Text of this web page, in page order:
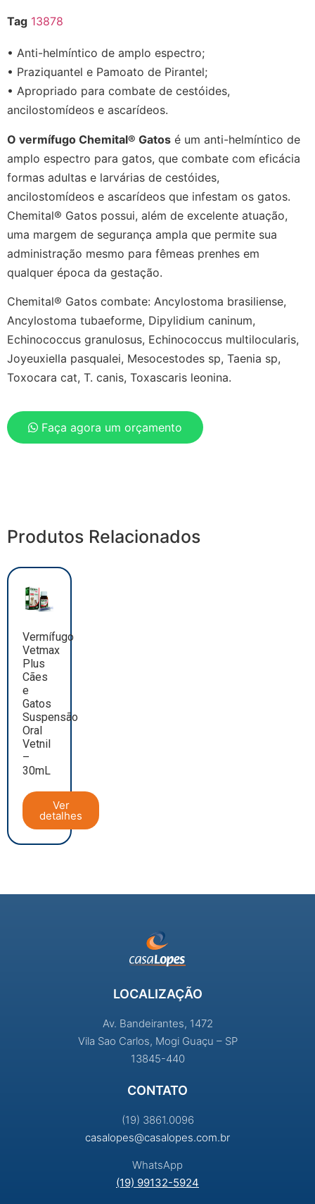
Tag 13878
• Anti-helmíntico de amplo espectro;
• Praziquantel e Pamoato de Pirantel;
• Apropriado para combate de cestóides,
ancilostomídeos e ascarídeos.
O vermífugo Chemital® Gatos é um anti-helmíntico de
amplo espectro para gatos, que combate com eficácia
formas adultas e larvárias de cestóides,
ancilostomídeos e ascarídeos que infestam os gatos.
Chemital® Gatos possui, além de excelente atuação,
uma margem de segurança ampla que permite sua
administração mesmo para fêmeas prenhes em
qualquer época da gestação.
Chemital® Gatos combate: Ancylostoma brasiliense,
Ancylostoma tubaeforme, Dipylidium caninum,
Echinococcus granulosus, Echinococcus multilocularis,
Joyeuxiella pasqualei, Mesocestodes sp, Taenia sp,
Toxocara cat, T. canis, Toxascaris leonina.
Faça agora um orçamento
Produtos Relacionados
Vermífugo
Vetmax
Plus
Cães
e
Gatos
Suspensão
Oral
Vetnil
–
30mL
Ver
detalhes
LOCALIZAÇÃO
Av. Bandeirantes, 1472
Vila Sao Carlos, Mogi Guaçu – SP
13845-440
CONTATO
(19) 3861.0096
casalopes@casalopes.com.br
WhatsApp
(19) 99132-5924